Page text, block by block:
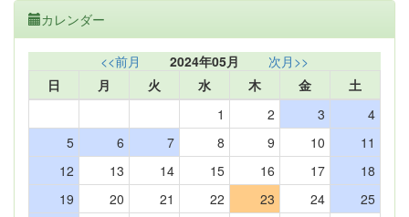
カレンダー
<<前月 2024年05月
次月>>
日
月 火 水 木 金
土
1
2 3
4
5
6 7 8 9 10
11
12
13 14 15 16 17
18
19
20 21 22 23 24
25